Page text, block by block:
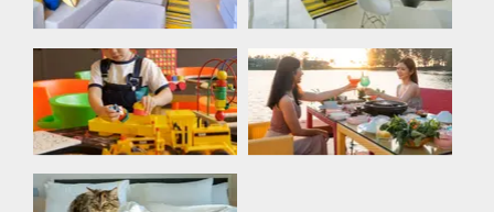
Play Room
(Kids Club)
Sunset
Mookata